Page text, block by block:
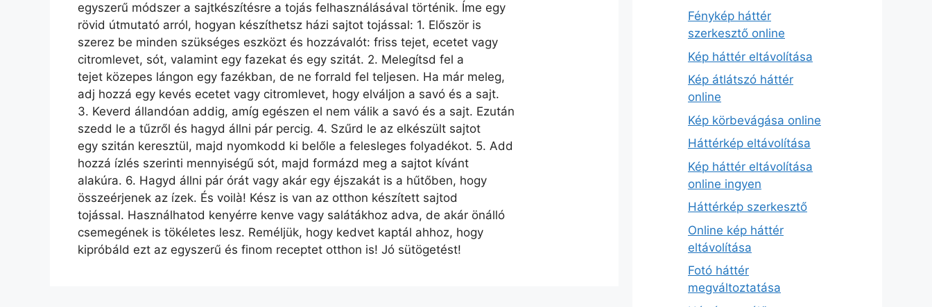
egyszerű módszer a sajtkészítésre a tojás felhasználásával történik. Íme egy
rövid útmutató arról, hogyan készíthetsz házi sajtot tojással: 1. Először is
szerez be minden szükséges eszközt és hozzávalót: friss tejet, ecetet vagy
citromlevet, sót, valamint egy fazekat és egy szitát. 2. Melegítsd fel a
tejet közepes lángon egy fazékban, de ne forrald fel teljesen. Ha már meleg,
adj hozzá egy kevés ecetet vagy citromlevet, hogy elváljon a savó és a sajt.
3. Keverd állandóan addig, amíg egészen el nem válik a savó és a sajt. Ezután
szedd le a tűzről és hagyd állni pár percig. 4. Szűrd le az elkészült sajtot
egy szitán keresztül, majd nyomkodd ki belőle a felesleges folyadékot. 5. Add
hozzá ízlés szerinti mennyiségű sót, majd formázd meg a sajtot kívánt
alakúra. 6. Hagyd állni pár órát vagy akár egy éjszakát is a hűtőben, hogy
összeérjenek az ízek. És voilà! Kész is van az otthon készített sajtod
tojással. Használhatod kenyérre kenve vagy salátákhoz adva, de akár önálló
csemegének is tökéletes lesz. Reméljük, hogy kedvet kaptál ahhoz, hogy
kipróbáld ezt az egyszerű és finom receptet otthon is! Jó sütögetést!
Fénykép háttér
szerkesztő online
Kép háttér eltávolítása
Kép átlátszó háttér
online
Kép körbevágása online
Háttérkép eltávolítása
Kép háttér eltávolítása
online ingyen
Háttérkép szerkesztő
Online kép háttér
eltávolítása
Fotó háttér
megváltoztatása